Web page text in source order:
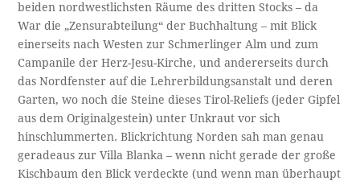
beiden nordwestlichsten Räume des dritten Stocks – da
War die „Zensurabteilung“ der Buchhaltung – mit Blick
einerseits nach Westen zur Schmerlinger Alm und zum
Campanile der Herz-Jesu-Kirche, und andererseits durch
das Nordfenster auf die Lehrerbildungsanstalt und deren
Garten, wo noch die Steine dieses Tirol-Reliefs (jeder Gipfel
aus dem Originalgestein) unter Unkraut vor sich
hinschlummerten. Blickrichtung Norden sah man genau
geradeaus zur Villa Blanka – wenn nicht gerade der große
Kischbaum den Blick verdeckte (und wenn man überhaupt